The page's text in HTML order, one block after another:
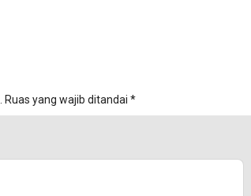
Ruas yang wajib ditandai *